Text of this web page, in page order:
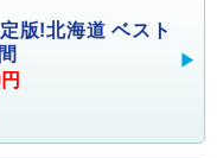
版!北海道 ベスト